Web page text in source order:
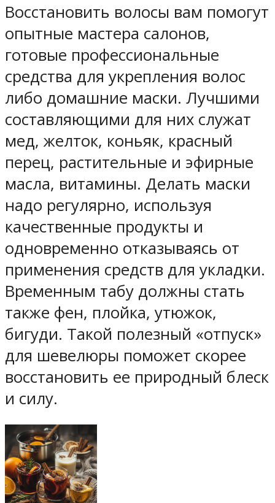
Восстановить волосы вам помогут
опытные мастера салонов,
готовые профессиональные
средства для укрепления волос
либо домашние маски. Лучшими
составляющими для них служат
мед, желток, коньяк, красный
перец, растительные и эфирные
масла, витамины. Делать маски
надо регулярно, используя
качественные продукты и
одновременно отказываясь от
применения средств для укладки.
Временным табу должны стать
также фен, плойка, утюжок,
бигуди. Такой полезный «отпуск»
для шевелюры поможет скорее
восстановить ее природный блеск
и силу.